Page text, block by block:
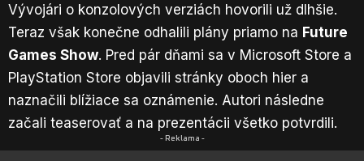
Vývojári o konzolových verziách hovorili už dlhšie.
Teraz však konečne odhalili plány priamo na Future
Games Show. Pred pár dňami sa v Microsoft Store a
PlayStation Store objavili stránky oboch hier a
naznačili blížiace sa oznámenie. Autori následne
začali teaserovať a na prezentácii všetko potvrdili.
- Reklama -